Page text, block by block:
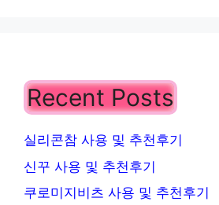
Recent Posts
실리콘참 사용 및 추천후기
신꾸 사용 및 추천후기
쿠로미지비츠 사용 및 추천후기